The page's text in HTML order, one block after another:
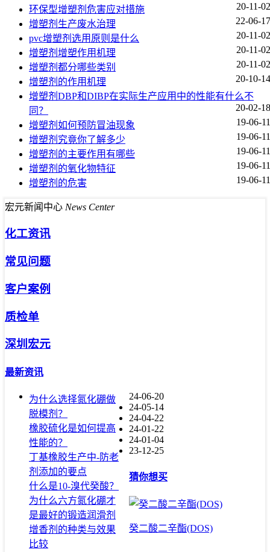
环保型增塑剂危害应对措施
20-11-02
增塑剂生产废水治理
22-06-17
pvc增塑剂选用原则是什么
20-11-02
增塑剂增塑作用机理
20-11-02
增塑剂都分哪些类别
20-11-02
增塑剂的作用机理
20-10-14
增塑剂DBP和DIBP在实际生产应用中的性能有什么不
同？
20-02-18
增塑剂如何预防冒油现象
19-06-11
增塑剂究竟你了解多少
19-06-11
增塑剂的主要作用有哪些
19-06-11
增塑剂的氧化物特征
19-06-11
增塑剂的危害
19-06-11
宏元新闻中心 News Center
化工资讯
常见问题
客户案例
质检单
深圳宏元
最新资讯
为什么选择氮化硼做
脱模剂？
24-06-20
橡胶硫化是如何提高
性能的？
24-05-14
丁基橡胶生产中-防老
剂添加的要点
24-04-22
什么是10-溴代癸酸？
24-01-22
为什么六方氮化硼才
是最好的锻造润滑剂
24-01-04
增香剂的种类与效果
比较
23-12-25
猜你想买
癸二酸二辛酯(DOS)